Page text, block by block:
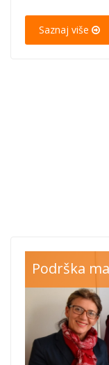
Saznaj više
okta
Podrška